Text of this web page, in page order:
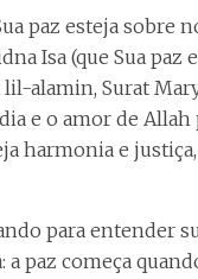
paz esteja sobre
Isa (que Sua
alamin, Surat
e o amor de Allah
harmonia e
para entender
a paz começa